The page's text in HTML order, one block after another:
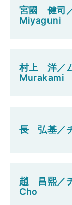
宮國 健司
Miyaguni
村上 洋／
Murakami
長 弘基／
趙 昌熙／
Cho